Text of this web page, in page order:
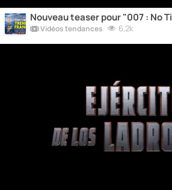
Nouveau teaser pour "007 : No
Vidéos tendances 6,2k